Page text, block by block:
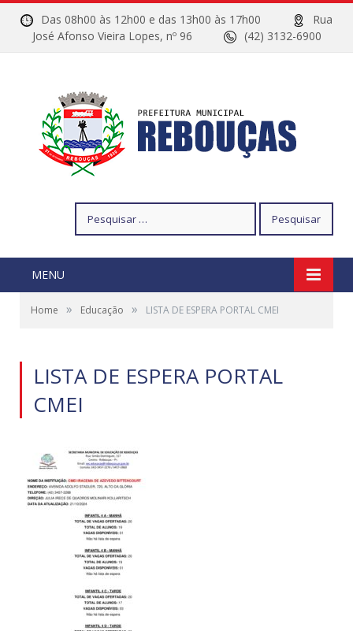
Das 08h00 às 12h00 e das 13h00 às 17h00
Rua
José Afonso Vieira Lopes, nº 96
(42) 3132-6900
por:
MENU
Home » Educação » LISTA DE ESPERA PORTAL CMEI
LISTA DE ESPERA PORTAL
CMEI